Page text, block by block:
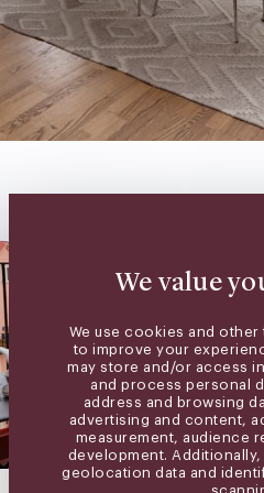
We value
We use cookies and
to improve your
may store and/or access
and process personal
address and browsing
advertising and content,
measurement, audience
development.
geolocation data and